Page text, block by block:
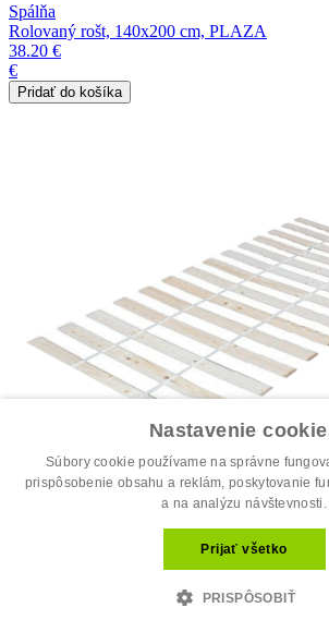
Spálňa
Rolovaný rošt, 140x200 cm, PLAZA
38.20 €
€
Rolovaný rošt, 120x200 cm, PLAZA
Nastavenie
Súbory cookie používame na správne
prispôsobenie obsahu a reklám, poskytovanie
a na analýzu návštevnosti.
Prijať všetko
PRISPÔSOBIŤ